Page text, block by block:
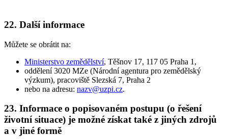
22. Další informace
Můžete se obrátit na:
Ministerstvo zemědělství, Těšnov 17, 117 05 Praha 1,
oddělení 3020 MZe (Národní agentura pro zemědělský
výzkum), pracoviště Slezská 7, Praha 2
nebo na adresu: nazv@uzpi.cz.
23. Informace o popisovaném postupu (o řešení
životní situace) je možné získat také z jiných zdrojů
a v jiné formě